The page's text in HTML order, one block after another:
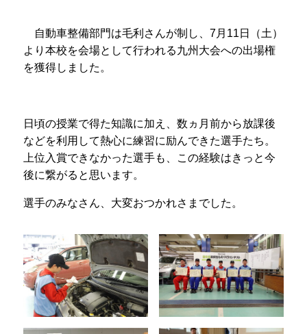
自動車整備部門は毛利さんが制し、7月 11日（土）
より本校を会場として行われる九州大会への出場権
を獲得しました。
日頃の授業で得た知識に加え、数ヵ月前から放課後
などを利用して熱心に練習に励んできた選手たち。
上位入賞できなかった選手も、この経験はきっと今
後に繋がると思います。
選手のみなさん、大変おつかれさまでした。